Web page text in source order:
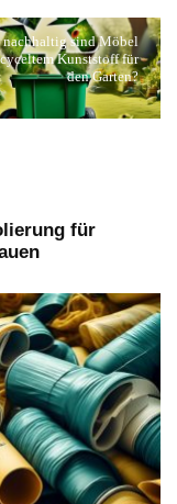
nachhaltig sind Möbel
Kunststoff für
den Garten?
für